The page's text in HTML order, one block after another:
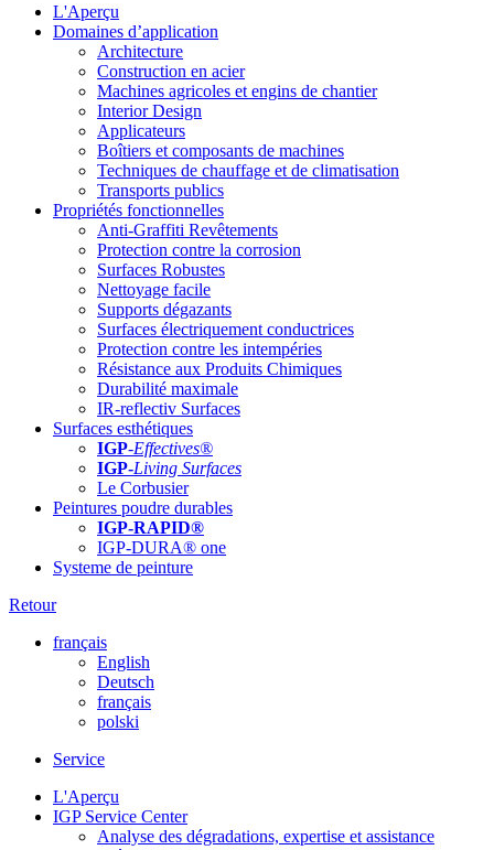
L'Aperçu
Domaines d’application
Architecture
Construction en acier
Machines agricoles et engins de chantier
Interior Design
Applicateurs
Boîtiers et composants de machines
Techniques de chauffage et de climatisation
Transports publics
Propriétés fonctionnelles
Anti-Graffiti Revêtements
Protection contre la corrosion
Surfaces Robustes
Nettoyage facile
Supports dégazants
Surfaces électriquement conductrices
Protection contre les intempéries
Résistance aux Produits Chimiques
Durabilité maximale
IR-reflectiv Surfaces
Surfaces esthétiques
IGP-Effectives®
IGP-Living Surfaces
Le Corbusier
Peintures poudre durables
IGP-RAPID®
IGP-DURA® one
Systeme de peinture
Retour
français
English
Deutsch
français
polski
Service
L'Aperçu
IGP Service Center
Analyse des dégradations, expertise et assistance